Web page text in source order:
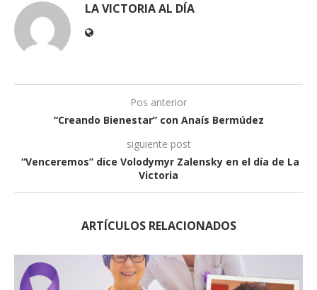
LA VICTORIA AL DÍA
Pos anterior
“Creando Bienestar” con Anaís Bermúdez
siguiente post
“Venceremos” dice Volodymyr Zalensky en el día de La
Victoria
ARTÍCULOS RELACIONADOS